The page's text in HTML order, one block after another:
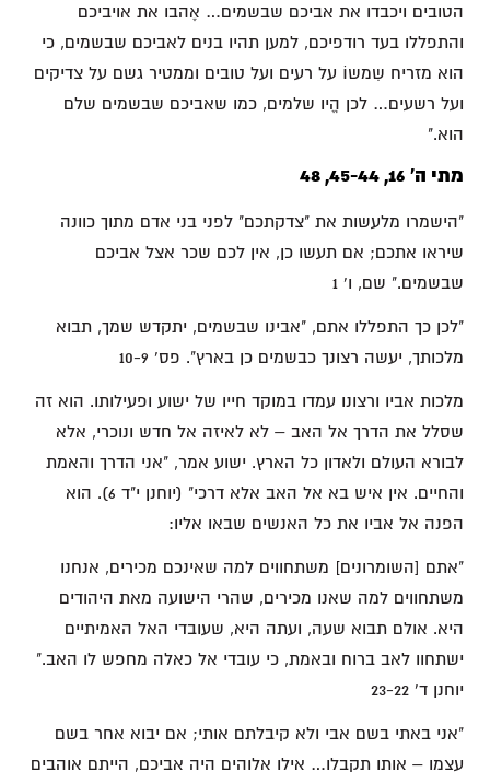
הטובים ויכבדו את אביכם שבשמים… אֶהבו את אויביכם
והתפללו בעד רודפיכם, למען תהיו בנים לאביכם שבשמים, כי
הוא מזריח שִמשוֹ על רעים ועל טובים וממטיר גשם על צדיקים
ועל רשעים… לכן הֱיו שלמים, כמו שאביכם שבשמים שלם
הוא."
מתי ה' 16, 45-44, 48
"הישמרו מלעשות את "צדקתכם" לפני בני אדם מתוך כוונה
שיראו אתכם; אם תעשו כן, אין לכם שכר אצל אביכם
שבשמים." שם, ו' 1
"לכן כך התפללו אתם, "אבינו שבשמים, יתקדש שמך, תבוא
מלכותך, יעשה רצונך כבשמים כן בארץ". פס' 10-9
מלכות אביו ורצונו עמדו במוקד חייו של ישוע ופעילותו. הוא זה
שסלל את הדרך אל האב – לא לאיזה אל חדש ונוכרי, אלא
לבורא העולם ולאדון כל הארץ. ישוע אמר, "אני הדרך והאמת
והחיים. אין איש בא אל האב אלא דרכי" (יוחנן י"ד 6). הוא
הפנה אל אביו את כל האנשים שבאו אליו:
"אתם [השומרונים] משתחווים למה שאינכם מכירים, אנחנו
משתחווים למה שאנו מכירים, שהרי הישועה מאת היהודים
היא. אולם תבוא שעה, ועתה היא, שעובדי האל האמיתיים
ישתחוו לאב ברוח ובאמת, כי עובדי אל כאלה מחפש לו האב."
יוחנן ד' 23-22
"אני באתי בשם אבי ולא קיבלתם אותי; אם יבוא אחר בשם
עצמו – אותו תקבלו… אילו אלוהים היה אביכם, הייתם אוהבים